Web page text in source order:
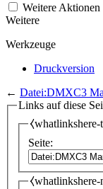
Weitere Aktionen
Weitere
Werkzeuge
Druckversion
← Datei:DMXC3
Links auf diese
⧼whatlinkshere-
Seite:
⧼whatlinkshere-